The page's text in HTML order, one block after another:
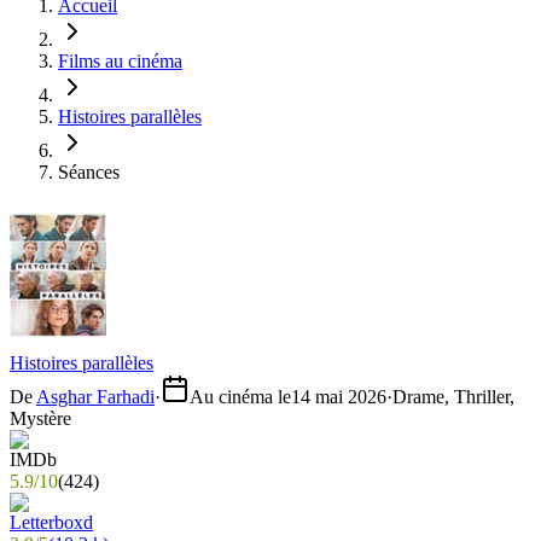
Accueil
Films au cinéma
Histoires parallèles
Séances
Histoires parallèles
De Asghar Farhadi· Au cinéma le14 mai 2026·Drame, Thriller,
Mystère
5.9/10(424)